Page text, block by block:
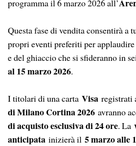
programma il 6 marzo 2026 all’
Questa fase di vendita consentirà a
propri eventi preferiti per
e del ghiaccio che si sfideranno in
al 15 marzo 2026.
I titolari di una carta Visa registrati
di Milano Cortina 2026 avranno
di acquisto esclusiva di 24 ore. La
anticipata inizierà il 5 marzo alle